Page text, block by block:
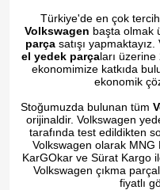
Türkiye'de en çok
Volkswagen başta olmak
parçasatışı
el yedek parçaları
ekonomimize katkıda
ekonomik
Stoğumuzda bulunan tüm
orijinaldir. Volkswagen
tarafında test edildikten
Volkswagen olarak MNG
KarGOkar ve Sürat Kargo
Volkswagen çıkma
fiyatlı